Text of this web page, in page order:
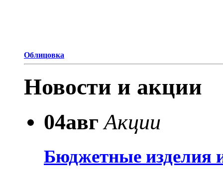
Облицовка
Новости и акции
04авг Акции
Бюджетные изделия